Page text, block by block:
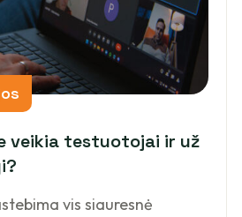
veikia testuotojai ir už
vis siauresnė